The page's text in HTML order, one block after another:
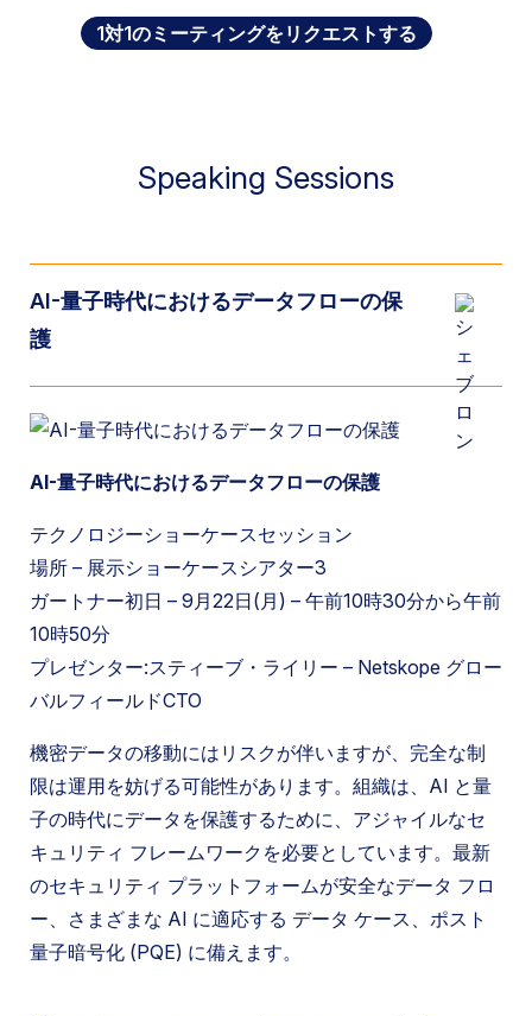
1対1のミーティングをリクエストする
Speaking Sessions
AI-量子時代におけるデータフローの保
護
AI-量子時代におけるデータフローの保護
テクノロジーショーケースセッション
場所 – 展示ショーケースシアター3
ガートナー初日 – 9月22日(月) – 午前10時30分から午前
10時50分
プレゼンター:スティーブ・ライリー – Netskope グロー
バルフィールドCTO
機密データの移動にはリスクが伴いますが、完全な制
限は運用を妨げる可能性があります。組織は、AI と量
子の時代にデータを保護するために、アジャイルなセ
キュリティ フレームワークを必要としています。最新
のセキュリティ プラットフォームが安全なデータ フロ
ー、さまざまな AI に適応する データ ケース、ポスト
量子暗号化 (PQE) に備えます。